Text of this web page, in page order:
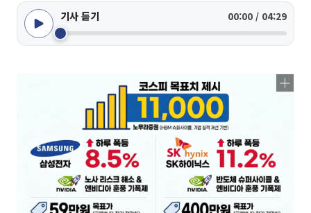
기사 듣기 00:00 / 04:29